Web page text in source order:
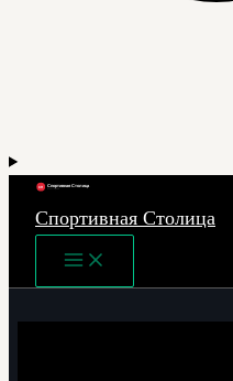
Спортивная Столица
Main
Menu